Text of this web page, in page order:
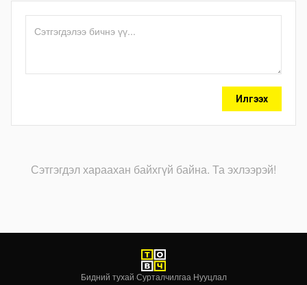
Илгээх
Сэтгэгдэл хараахан байхгүй байна. Та эхлээрэй!
Бидний тухай·Сурталчилгаа·Нууцлал